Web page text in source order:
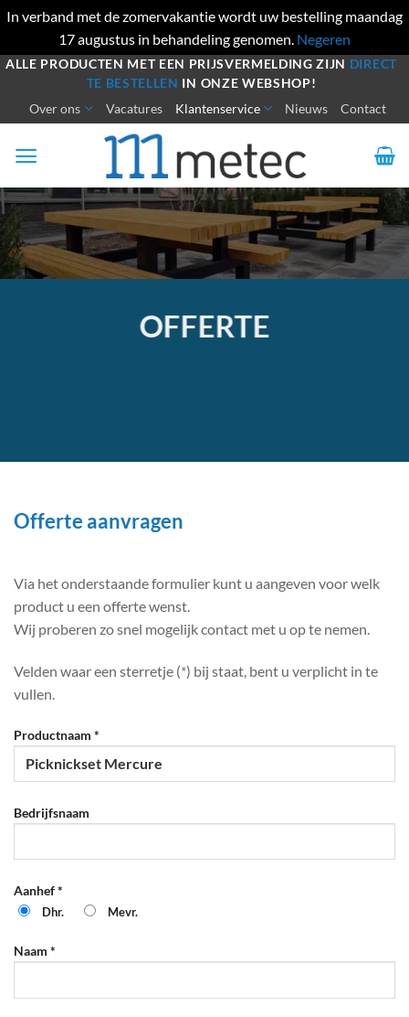
In verband met de zomervakantie wordt uw bestelling maandag
17 augustus in behandeling genomen. Negeren
Ga
inhoud
ALLE PRODUCTEN MET EEN PRIJSVERMELDING ZIJN DIRECT
TE BESTELLEN IN ONZE WEBSHOP!
Over ons Vacatures Klantenservice Nieuws Contact
OFFERTE
Offerte aanvragen
Via het onderstaande formulier kunt u aangeven voor welk
product u een offerte wenst.
Wij proberen zo snel mogelijk contact met u op te nemen.
Velden waar een sterretje (*) bij staat, bent u verplicht in te
vullen.
Productnaam *
Bedrijfsnaam
Aanhef *
Dhr. Mevr.
Naam *